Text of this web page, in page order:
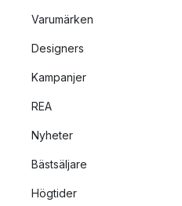
Varumärken
Designers
Kampanjer
REA
Nyheter
Bästsäljare
Högtider